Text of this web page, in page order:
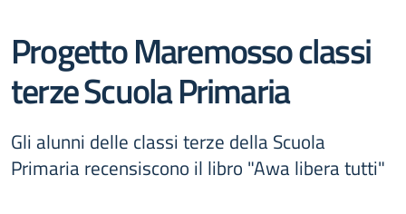
Progetto Maremosso classi
terze Scuola Primaria
Gli alunni delle classi terze della Scuola
Primaria recensiscono il libro "Awa libera tutti"